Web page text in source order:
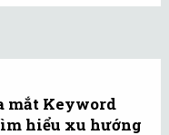
mắt Keyword
hiểu xu hướng